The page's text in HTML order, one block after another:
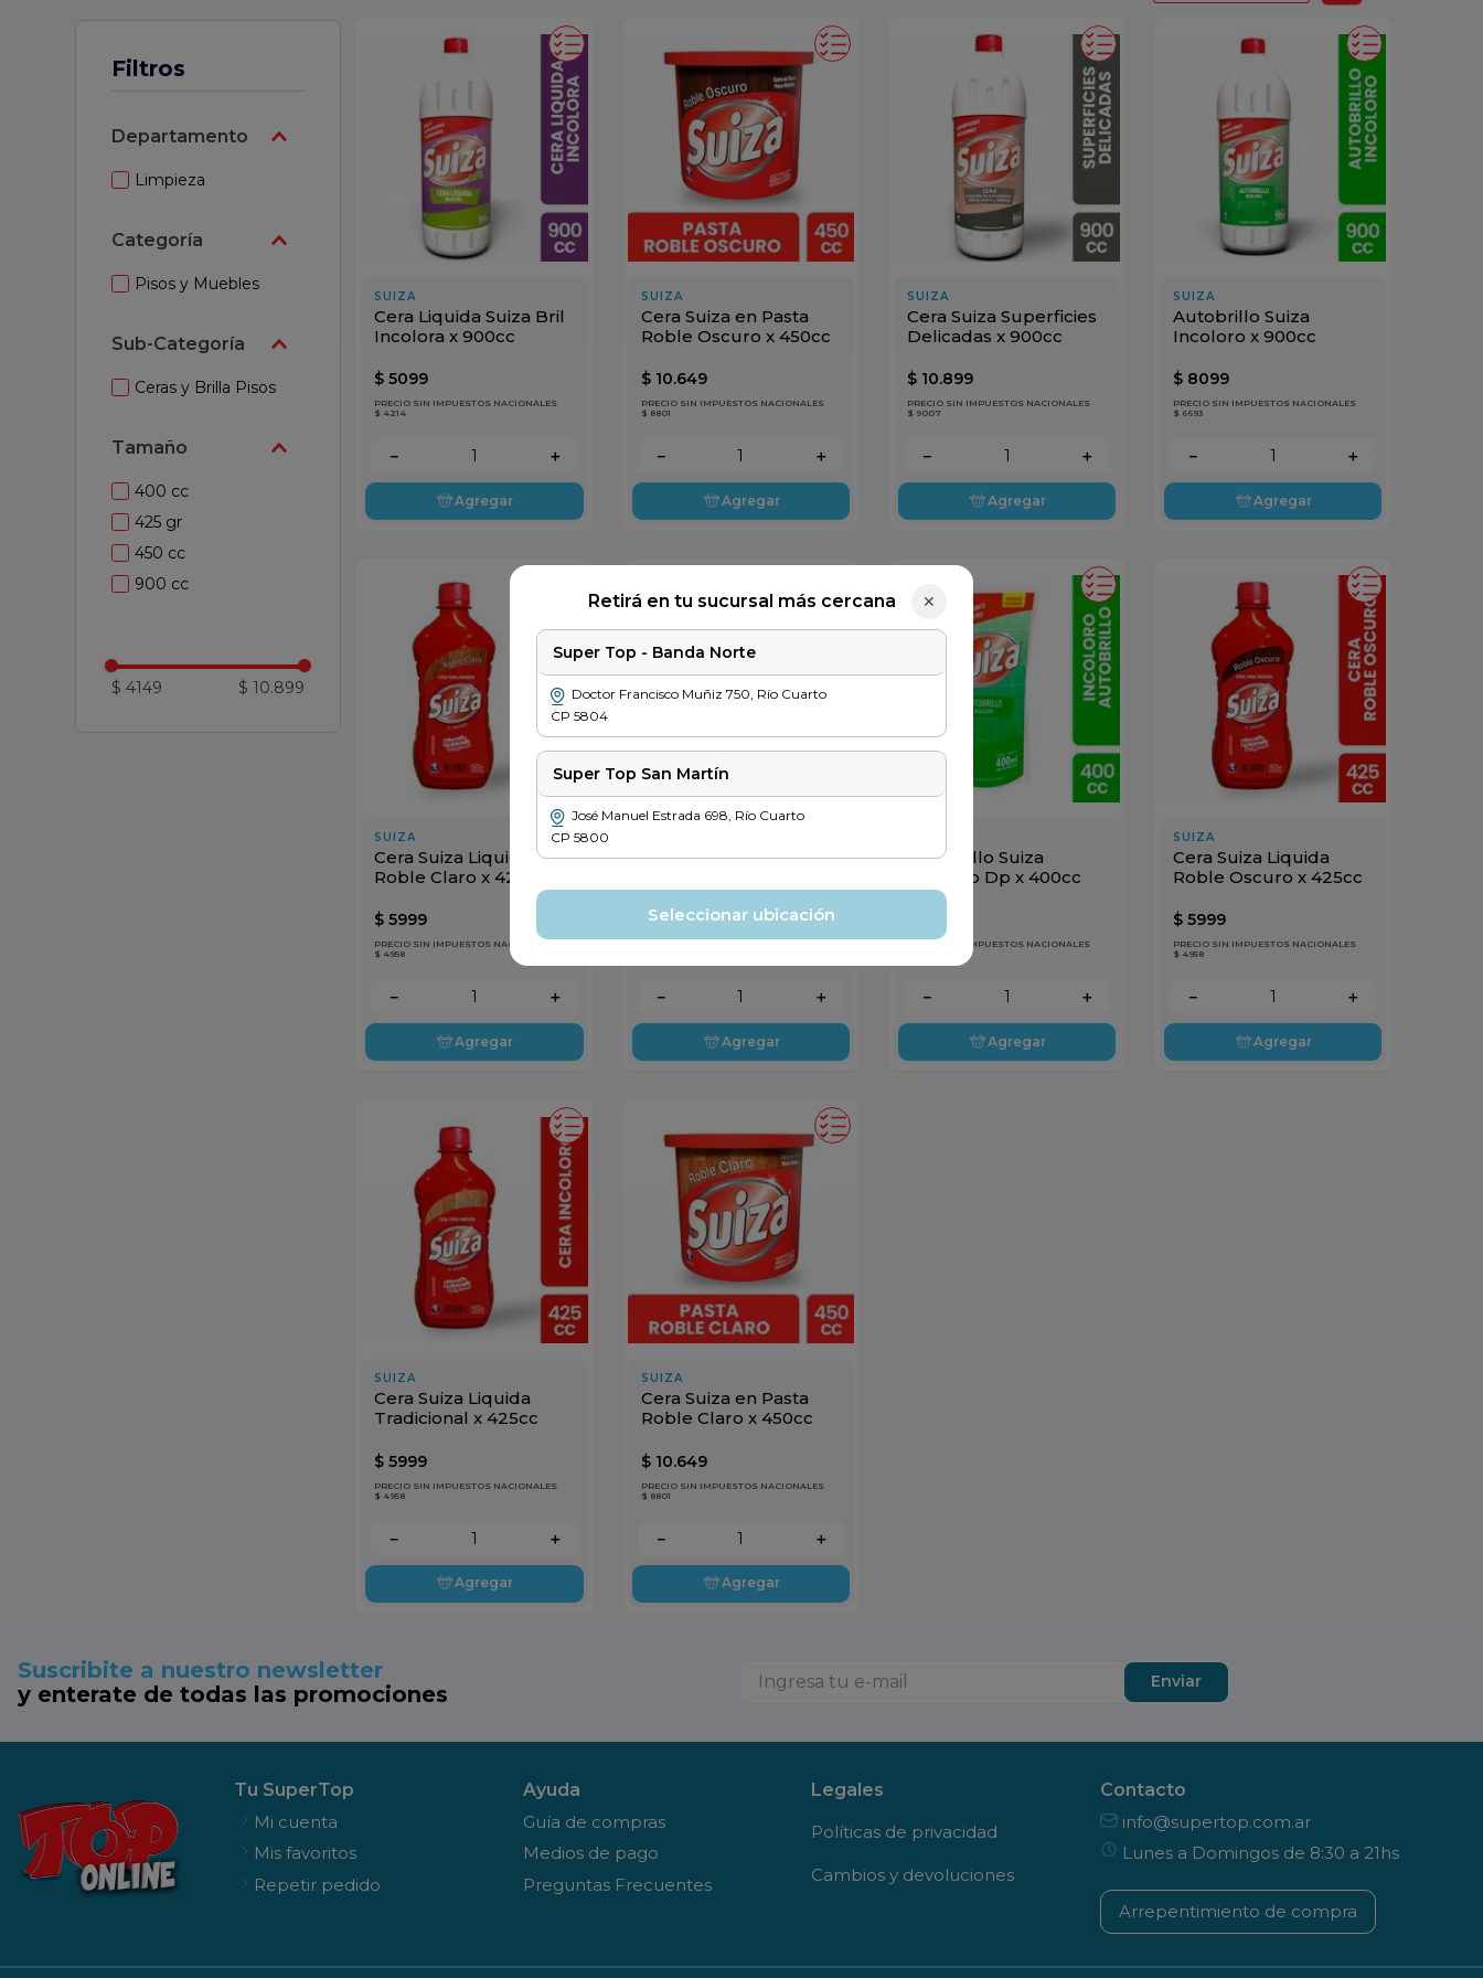
Retirá en tu sucursal más cercana ✕
Super Top - Banda Norte
Doctor Francisco Muñiz 750, Río Cuarto
CP 5804
Super Top San Martín
José Manuel Estrada 698, Río Cuarto
CP 5800
Seleccionar ubicación
Filtros
Departamento
Limpieza
Categoría
Pisos y Muebles
Sub-Categoría
Ceras y Brilla Pisos
Tamaño
400 cc
425 gr
450 cc
900 cc
$ 4149 $ 10.899
SUIZA
Cera Liquida Suiza Bril
Incolora x 900cc
$ 5099
PRECIO SIN IMPUESTOS NACIONALES
$ 4214
＋
－
Agregar
SUIZA
Cera Suiza en Pasta
Roble Oscuro x 450cc
$ 10.649
PRECIO SIN IMPUESTOS NACIONALES
$ 8801
＋
－
Agregar
SUIZA
Cera Suiza Superficies
Delicadas x 900cc
$ 10.899
PRECIO SIN IMPUESTOS NACIONALES
$ 9007
＋
－
Agregar
SUIZA
Autobrillo Suiza
Incoloro x 900cc
$ 8099
PRECIO SIN IMPUESTOS NACIONALES
$ 6693
＋
－
Agregar
SUIZA
Cera Suiza Liquida
Roble Claro x 425cc
$ 5999
PRECIO SIN IMPUESTOS NACIONALES
$ 4958
＋
－
Agregar
Cera Suiza en Pasta
$ 10.649
＋
－
Agregar
Autobrillo Suiza
Incoloro Dp x 400cc
PRECIO SIN IMPUESTOS NACIONALES
＋
－
Agregar
SUIZA
Cera Suiza Liquida
Roble Oscuro x 425cc
$ 5999
PRECIO SIN IMPUESTOS NACIONALES
$ 4958
＋
－
Agregar
SUIZA
Cera Suiza Liquida
Tradicional x 425cc
$ 5999
PRECIO SIN IMPUESTOS NACIONALES
$ 4958
＋
－
Agregar
SUIZA
Cera Suiza en Pasta
Roble Claro x 450cc
$ 10.649
PRECIO SIN IMPUESTOS NACIONALES
$ 8801
＋
－
Agregar
Suscribite a nuestro newsletter
y enterate de todas las promociones
Enviar
Tu SuperTop
Mi cuenta
Mis favoritos
Repetir pedido
Ayuda
Guía de compras
Medios de pago
Preguntas Frecuentes
Legales
Políticas de privacidad
Cambios y devoluciones
Contacto
info@supertop.com.ar
Lunes a Domingos de 8:30 a 21hs
Arrepentimiento de compra